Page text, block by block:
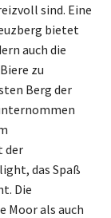
sind. Eine
bietet
auch die
zu
Berg der
der
das Spaß
Die
Moor als auch